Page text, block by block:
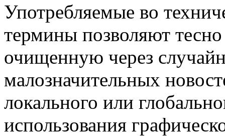
Употребляемые во
термины позволяют
очищенную через
малозначительных
локального или
использования